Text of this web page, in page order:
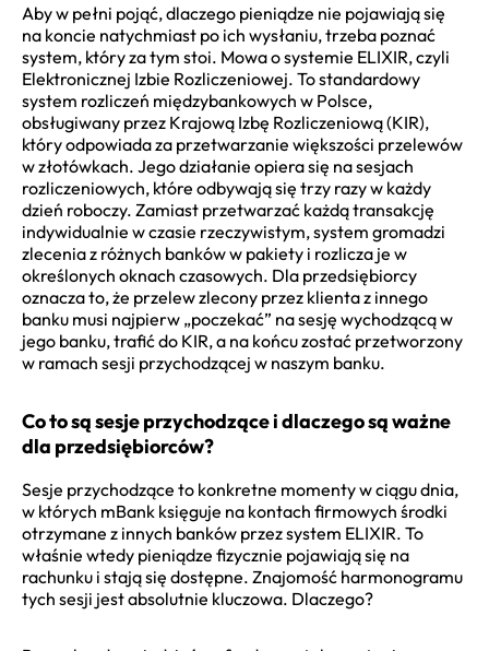
Aby w pełni pojąć, dlaczego pieniądze nie pojawiają się
na koncie natychmiast po ich wysłaniu, trzeba poznać
system, który za tym stoi. Mowa o systemie ELIXIR, czyli
Elektronicznej Izbie Rozliczeniowej. To standardowy
system rozliczeń międzybankowych w Polsce,
obsługiwany przez Krajową Izbę Rozliczeniową (KIR),
który odpowiada za przetwarzanie większości przelewów
w złotówkach. Jego działanie opiera się na sesjach
rozliczeniowych, które odbywają się trzy razy w każdy
dzień roboczy. Zamiast przetwarzać każdą transakcję
indywidualnie w czasie rzeczywistym, system gromadzi
zlecenia z różnych banków w pakiety i rozlicza je w
określonych oknach czasowych. Dla przedsiębiorcy
oznacza to, że przelew zlecony przez klienta z innego
banku musi najpierw „poczekać” na sesję wychodzącą w
jego banku, trafić do KIR, a na końcu zostać przetworzony
w ramach sesji przychodzącej w naszym banku.
Co to są sesje przychodzące i dlaczego są ważne
dla przedsiębiorców?
Sesje przychodzące to konkretne momenty w ciągu dnia,
w których mBank księguje na kontach firmowych środki
otrzymane z innych banków przez system ELIXIR. To
właśnie wtedy pieniądze fizycznie pojawiają się na
rachunku i stają się dostępne. Znajomość harmonogramu
tych sesji jest absolutnie kluczowa. Dlaczego?